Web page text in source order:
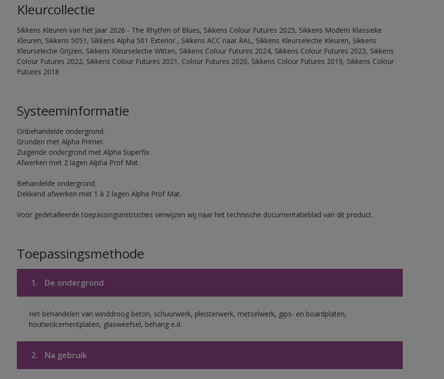
Kleurcollectie
Sikkens Kleuren van het Jaar 2026 - The Rhythm of Blues, Sikkens Colour Futures 2025, Sikkens Modern Klassieke
Kleuren, Sikkens 5051, Sikkens Alpha 501 Exterior , Sikkens ACC naar RAL, Sikkens Kleurselectie Kleuren, Sikkens
Kleurselectie Grijzen, Sikkens Kleurselectie Witten, Sikkens Colour Futures 2024, Sikkens Colour Futures 2023, Sikkens
Colour Futures 2022, Sikkens Colour Futures 2021, Colour Futures 2020, Sikkens Colour Futures 2019, Sikkens Colour
Futures 2018
Systeeminformatie
Onbehandelde ondergrond.
Gronden met Alpha Primer.
Zuigende ondergrond met Alpha Superfix.
Afwerken met 2 lagen Alpha Prof Mat.
Behandelde ondergrond.
Dekkend afwerken met 1 à 2 lagen Alpha Prof Mat.
Voor gedetailleerde toepassingsinstructies verwijzen wij naar het technische documentatieblad van dit product.
Toepassingsmethode
1. De ondergrond
Het behandelen van winddroog beton, schuurwerk, pleisterwerk, metselwerk, gips- en boardplaten,
houtwolcementplaten, glasweefsel, behang e.d.
2. Na gebruik